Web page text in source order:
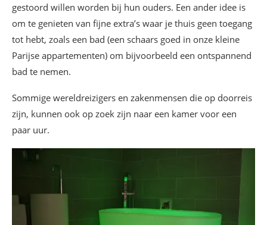
gestoord willen worden bij hun ouders. Een ander idee is
om te genieten van fijne extra’s waar je thuis geen toegang
tot hebt, zoals een bad (een schaars goed in onze kleine
Parijse appartementen) om bijvoorbeeld een ontspannend
bad te nemen.
Sommige wereldreizigers en zakenmensen die op doorreis
zijn, kunnen ook op zoek zijn naar een kamer voor een
paar uur.